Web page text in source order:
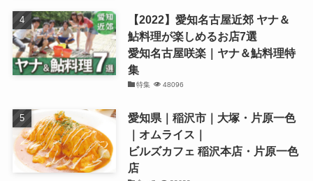
【2022】愛知名古屋近郊 ヤナ＆
鮎料理が楽しめるお店7選
愛知名古屋咲楽｜ヤナ＆鮎料理特
集
特集 48096
愛知県｜稲沢市｜大塚・片原一色
｜オムライス｜
ビルズカフェ 稲沢本店・片原一色
店